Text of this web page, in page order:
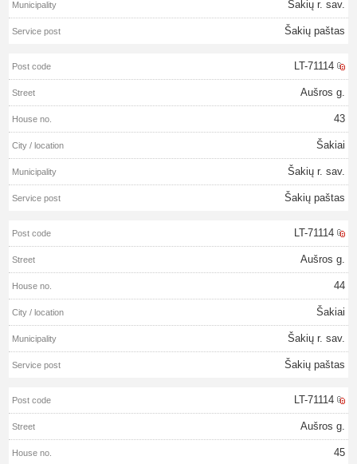
Šakių r. sav.
Šakių paštas
LT-71114
Aušros g.
43
Šakiai
Šakių r. sav.
Šakių paštas
LT-71114
Aušros g.
44
Šakiai
Šakių r. sav.
Šakių paštas
LT-71114
Aušros g.
45